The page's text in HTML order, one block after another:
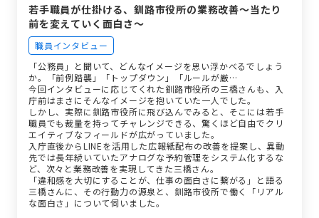
若手職員が仕掛ける、釧路市役所の業務改善～当たり
前を変えていく面白さ～
職員インタビュー
「公務員」と聞いて、どんなイメージを思い浮かべるでしょう
か。「前例踏襲」「トップダウン」「ルールが厳…
今回インタビューに応じてくれた釧路市役所の三橋さんも、入
庁前はまさにそんなイメージを抱いていた一人でした。
しかし、実際に釧路市役所に飛び込んでみると、そこには若手
職員でも裁量を持ってチャレンジできる、驚くほど自由でクリ
エイティブなフィールドが広がっていました。
入庁直後からLINEを活用した広報紙配布の改善を提案し、異動
先では長年続いていたアナログな予約管理をシステム化するな
ど、次々と業務改善を実現してきた三橋さん。
「違和感を大切にすることが、仕事の面白さに繋がる」と語る
三橋さんに、その行動力の源泉と、釧路市役所で働く「リアル
な面白さ」について伺いました。